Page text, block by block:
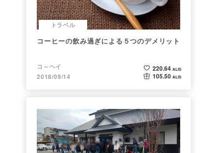
トラベル
コーヒーの飲み過ぎによる５つのデメリット
コ～ヘイ
2018/09/14
220.64 ALIS
105.50 ALIS